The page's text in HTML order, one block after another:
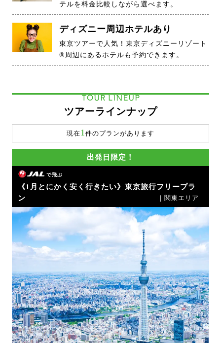
テルを料金比較しながら選べます。
ディズニー周辺ホテルあり
東京ツアーで人気！東京ディズニーリゾート
®周辺にあるホテルも予約できます。
TOUR LINEUP
ツアーラインナップ
現在1件のプランがあります
出発日限定！
で飛ぶ
《1月とにかく安く行きたい》東京旅行フリープラ
ン
｜関東エリア｜